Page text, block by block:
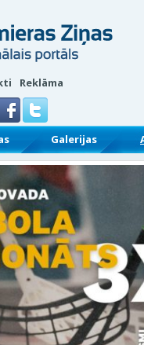
Reklāma
Galerijas